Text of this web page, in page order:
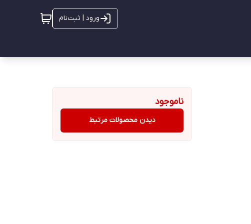
ورود | ثبت‌نام
ناموجود
دیدن محصولات مرتبط